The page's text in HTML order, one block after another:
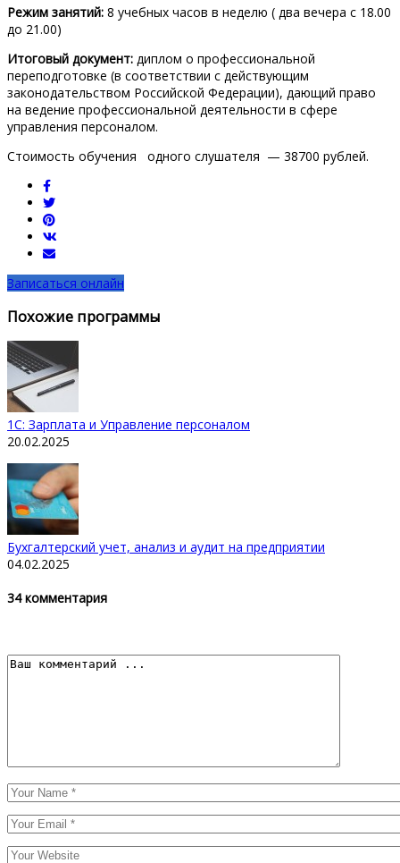
Режим занятий: 8 учебных часов в неделю ( два вечера с 18.00
до 21.00)
Итоговый документ: диплом о профессиональной
переподготовке (в соответствии с действующим
законодательством Российской Федерации), дающий право
на ведение профессиональной деятельности в сфере
управления персоналом.
Стоимость обучения одного слушателя — 38700 рублей.
Записаться онлайн
Похожие программы
1С: Зарплата и Управление персоналом
20.02.2025
Бухгалтерский учет, анализ и аудит на предприятии
04.02.2025
34 комментария